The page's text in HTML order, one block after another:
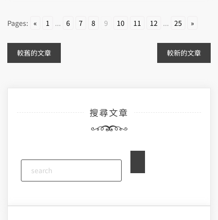
Pages: « 1 ... 6 7 8 9 10 11 12 ... 25 »
文
較舊的文章 較新的文章
搜尋文章